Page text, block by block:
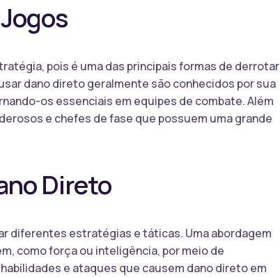
pois é uma das principais formas de derrotar
dano direto geralmente são conhecidos por sua
os essenciais em equipes de combate. Além
e chefes de fase que possuem uma grande
Direto
diferentes estratégias e táticas. Uma abordagem
como força ou inteligência, por meio de
e ataques que causem dano direto em